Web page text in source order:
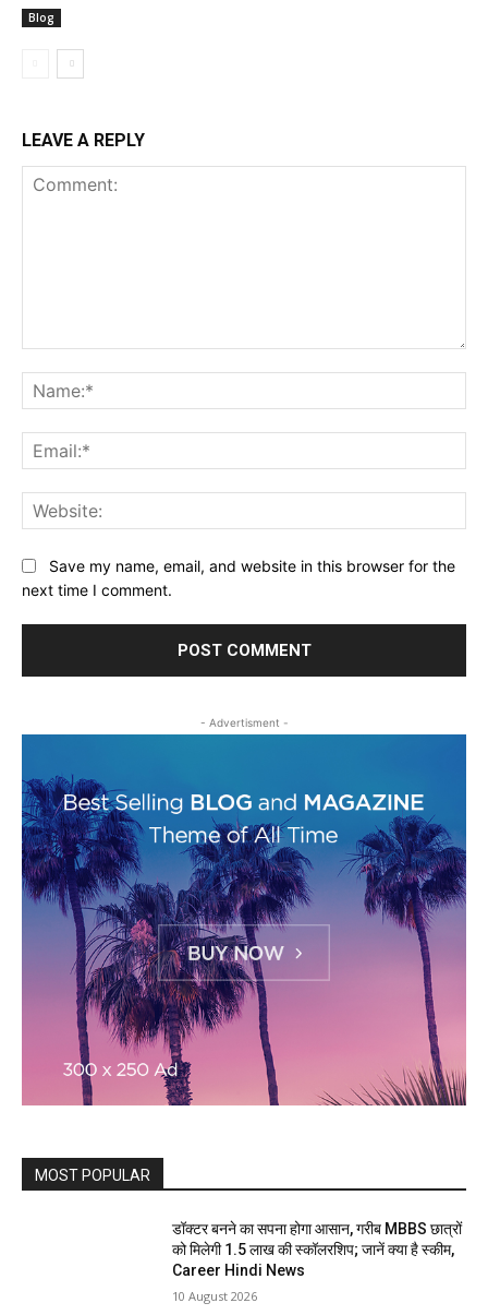
Blog
LEAVE A REPLY
Save my name, email, and website in this browser for the
next time I comment.
- Advertisment -
MOST POPULAR
डॉक्टर बनने का सपना होगा आसान, गरीब MBBS छात्रों
को मिलेगी 1.5 लाख की स्कॉलरशिप; जानें क्या है स्कीम,
Career Hindi News
10 August 2026